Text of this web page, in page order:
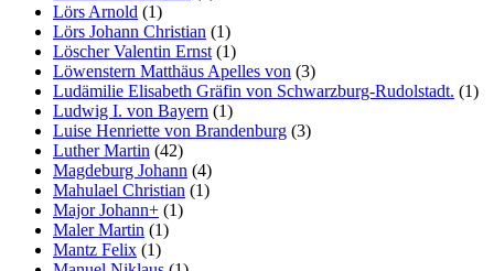
Lörs Arnold (1)
Lörs Johann Christian (1)
Löscher Valentin Ernst (1)
Löwenstern Matthäus Apelles von (3)
Ludämilie Elisabeth Gräfin von Schwarzburg-Rudolstadt. (1)
Ludwig I. von Bayern (1)
Luise Henriette von Brandenburg (3)
Luther Martin (42)
Magdeburg Johann (4)
Mahulael Christian (1)
Major Johann+ (1)
Maler Martin (1)
Mantz Felix (1)